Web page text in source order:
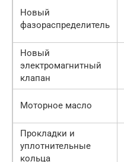
Новый
фазораспределитель
Новый
электромагнитный
клапан
Моторное масло
Прокладки и
уплотнительные
кольца